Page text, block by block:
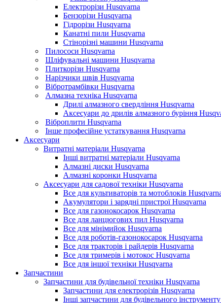
Електрорізи Husqvarna
Бензорізи Husqvarna
Гідрорізи Husqvarna
Канатні пили Husqvarna
Стінорізні машини Husqvarna
Пилососи Husqvarna
Шліфувальні машини Husqvarna
Плиткорізи Husqvarna
Нарізчики швів Husqvarna
Вібротрамбівки Husqvarna
Алмазна техніка Husqvarna
Дрилі алмазного свердління Husqvarna
Аксесуари до дрилів алмазного буріння
Віброплити Husqvarna
Інше професійне устаткування Husqvarna
Аксесуари
Витратні матеріали Husqvarna
Інші витратні матеріали Husqvarna
Алмазні диски Husqvarna
Алмазні коронки Husqvarna
Аксесуари для садової техніки Husqvarna
Все для культиваторів та мотоблоків
Акумулятори і зарядні пристрої Husqvarna
Все для газонокосарок Husqvarna
Все для ланцюгових пил Husqvarna
Все для мінімийок Husqvarna
Все для роботів-газонокосарок Husqvarna
Все для тракторів і райдерів Husqvarna
Все для тримерів і мотокос Husqvarna
Все для іншої техніки Husqvarna
Запчастини
Запчастини для будівельної техніки Husqvarna
Запчастини для електрорізів Husqvarna
Інші запчастини для будівельного